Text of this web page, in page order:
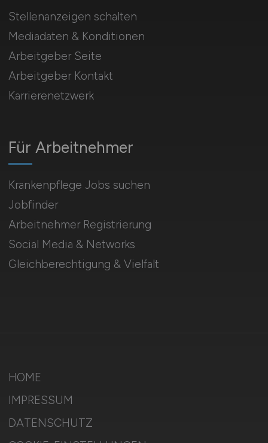
Für Arbeitnehmer
Krankenpflege Jobs suchen
Jobfinder
Arbeitnehmer Registrierung
Social Media & Networks
Gleichberechtigung & Vielfalt
Stellenanzeigen schalten
Mediadaten & Konditionen
Arbeitgeber Seite
Arbeitgeber Kontakt
Karrierenetzwerk
HOME
IMPRESSUM
DATENSCHUTZ